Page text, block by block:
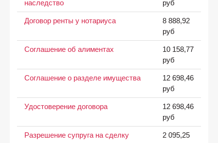
наследство
руб
Договор ренты у нотариуса
8 888,92
руб
Соглашение об алиментах
10 158,77
руб
Соглашение о разделе имущества
12 698,46
руб
Удостоверение договора
12 698,46
руб
Разрешение супруга на сделку
2 095,25